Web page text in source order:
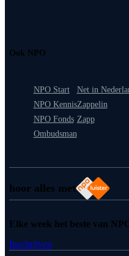
hoor alles met
Ook NPO
NPO Start
NPO Kennis
NPO Fonds
Ombudsman
Net in
Zappelin
Zapp
Elke week het beste van
Inschrijven